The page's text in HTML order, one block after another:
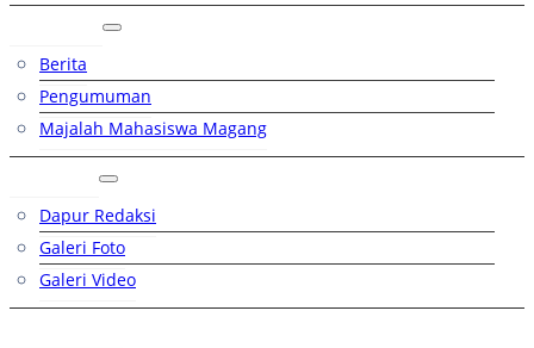
Berita
Pengumuman
Majalah Mahasiswa Magang
Dapur Redaksi
Galeri Foto
Galeri Video